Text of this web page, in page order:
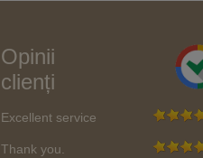
Opinii
clienți
Excellent service
Thank you.